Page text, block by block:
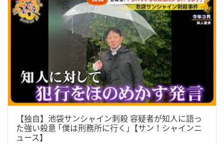
【独自】池袋サンシャイン刺殺 容疑者が知人に語っ
た強い殺意 ｢僕は刑務所に行く｣【サン！シャインニ
ュース】